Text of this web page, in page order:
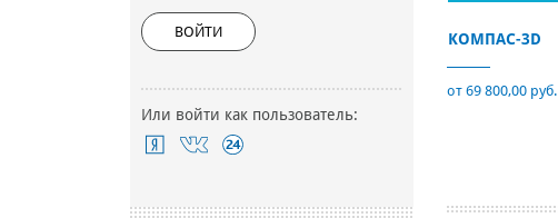
ВОЙТИ
Или войти как пользователь:
КОМПАС-3D
от 69 800,00 руб.